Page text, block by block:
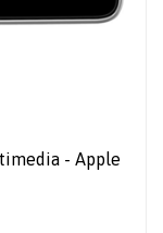
- Apple